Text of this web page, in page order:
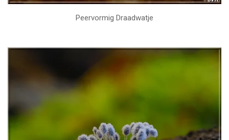
Peervormig Draadwatje